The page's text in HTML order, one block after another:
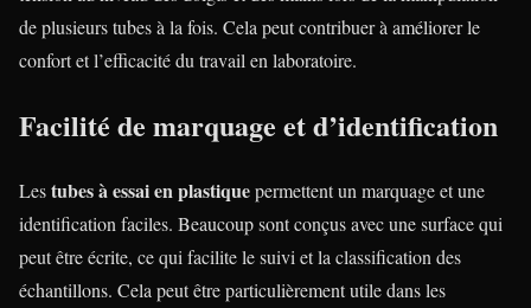
de plusieurs tubes à la fois. Cela peut contribuer à améliorer le
confort et l’efficacité du travail en laboratoire.
Facilité de marquage et d’identification
Lestubes à essai en plastiquepermettent un marquage et une
identification faciles. Beaucoup sont conçus avec une surface qui
peut être écrite, ce qui facilite le suivi et la classification des
échantillons. Cela peut être particulièrement utile dans les